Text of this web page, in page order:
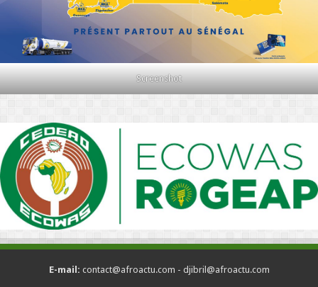
Screenshot
E-mail: contact@afroactu.com - djibril@afroactu.com